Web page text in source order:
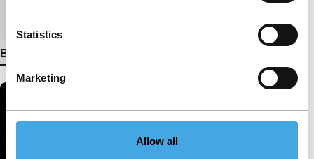
Statistics
Marketing
Allow all
Bekijk meer details